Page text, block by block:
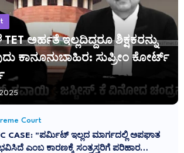
ಅರ್ಹತೆ ಇಲ್ಲದಿದ್ದರೂ ಶಿಕ್ಷಕರನ್ನು
ಕಾನೂನುಬಾಹಿರ: ಸುಪ್ರೀಂ ಕೋರ್ಟ್
Court
CASE: "ಪರ್ಮಿಟ್ ಇಲ್ಲದ ಮಾರ್ಗದಲ್ಲಿ ಅಪಘಾತ
ಎಂಬ ಕಾರಣಕ್ಕೆ ಸಂತ್ರಸ್ತರಿಗೆ ಪರಿಹಾರ